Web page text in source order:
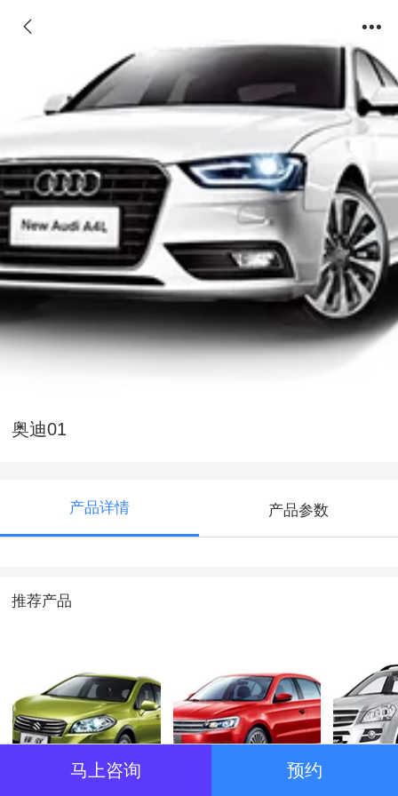
奥迪01
产品详情 产品参数
推荐产品
铃木锋驭1.6L全系车
上汽名爵锐腾汽车
马上咨询 预约